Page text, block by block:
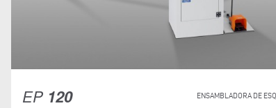
EP 120 ENSAMBLADORA DE